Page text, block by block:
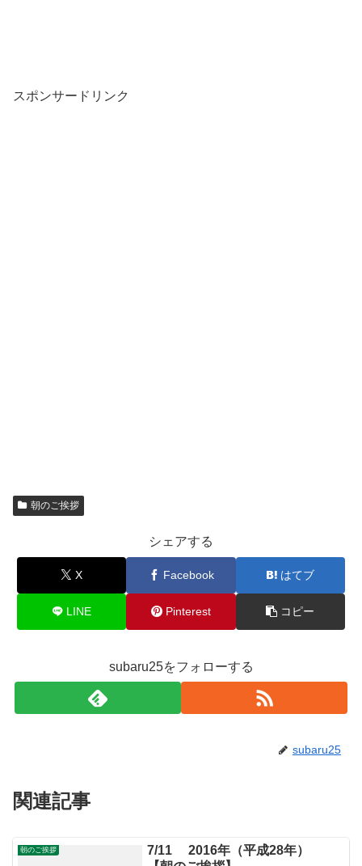
スポンサードリンク
朝のご挨拶
シェアする
X Facebook はてブ
LINE Pinterest コピー
subaru25をフォローする
subaru25
関連記事
朝のご挨拶
7/11 2016年（平成28年）